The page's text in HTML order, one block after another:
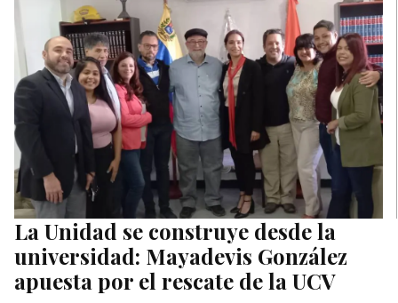
La Unidad se construye desde la
universidad: Mayadevis González
apuesta por el rescate de la UCV